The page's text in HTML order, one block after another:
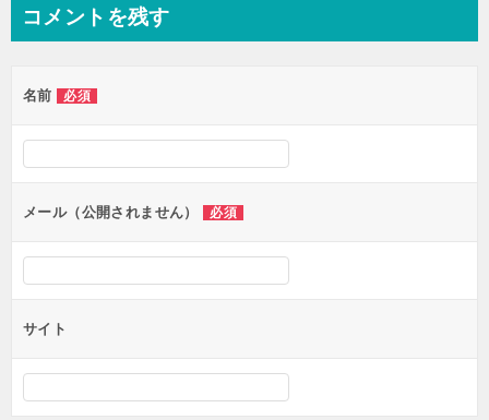
ビ
ー
シ
ン
コメントを残す
名前 必須
メール（公開されません） 必須
サイト